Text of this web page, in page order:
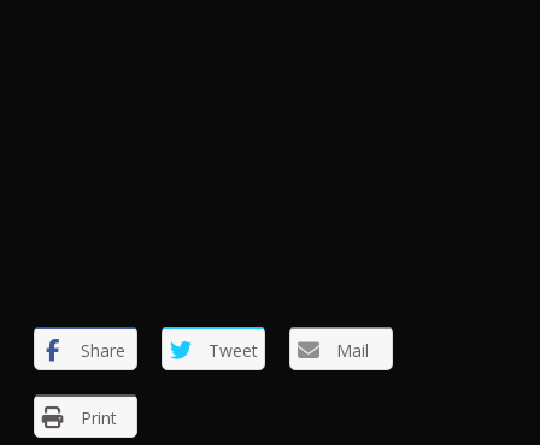
Share Tweet Mail
Print